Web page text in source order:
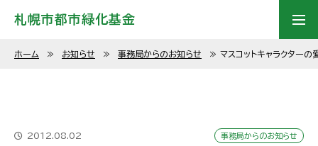
札幌市都市緑化基金
ホーム ≫ お知らせ ≫ 事務局からのお知らせ ≫ マスコットキャラクター
2012.08.02 事務局からのお知らせ